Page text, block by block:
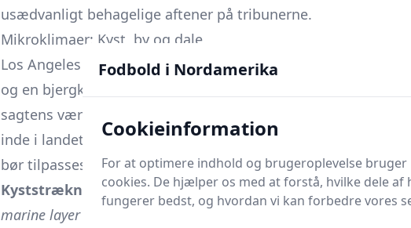
usædvanligt behagelige aftener på tribunerne.
Mikroklimaer: Kyst, by og dale
Los Angeles er berømt for sol og palmer, men byens
og en bjergkæde på over 3 000 m - skaber markante
sagtens være 13 °C og diset i Santa Monica, mens
inde i landet. For besøgende betyder det, at planlagte
bør tilpasses lokalområdet snarere end blot “Los Angeles”
Kyststrækningenfra Malibu til Long Beach er ofte præget
marine layer- et lavt sky- eller tågedække, som især om
Fodbold i Nordamerika
Cookieinformation
For at optimere indhold og brugeroplevelse
cookies. De hjælper os med at forstå, hvilke dele af
fungerer bedst, og hvordan vi kan forbedre vores